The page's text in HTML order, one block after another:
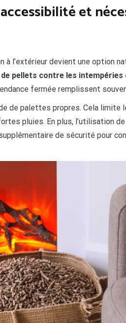
et
à l’extérieur devient une option
pellets contre les intempéries
fermée remplissent
de palettes propres. Cela limite
pluies. En plus, l’utilisation de
de sécurité pour